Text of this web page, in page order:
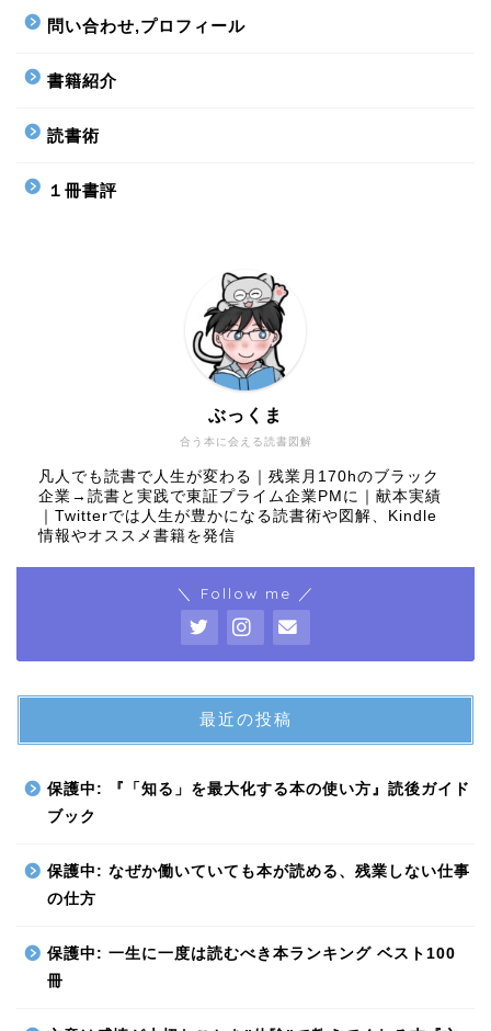
問い合わせ,プロフィール
書籍紹介
読書術
１冊書評
合う本に会える読書図解
ぶっくま
凡人でも読書で人生が変わる｜残業月170hのブラック
企業→読書と実践で東証プライム企業PMに｜献本実績
｜Twitterでは人生が豊かになる読書術や図解、Kindle
情報やオススメ書籍を発信
＼ Follow me ／
最近の投稿
保護中: 『「知る」を最大化する本の使い方』読後ガイド
ブック
保護中: なぜか働いていても本が読める、残業しない仕事
の仕方
保護中: 一生に一度は読むべき本ランキング ベスト100
冊